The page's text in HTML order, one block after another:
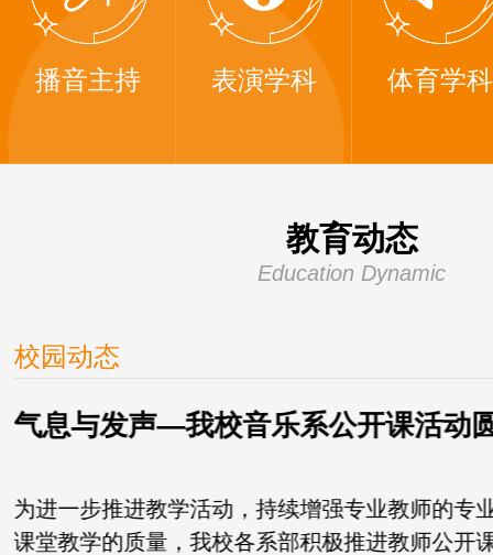
播音主持 表演学科 体育学科
教育动态
Education Dynamic
校园动态
气息与发声—我校音乐系公开课活动
为进一步推进教学活动，持续增强专业教师的专
课堂教学的质量，我校各系部积极推进教师公开